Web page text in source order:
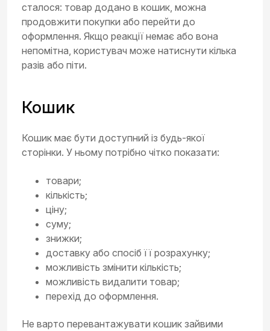
сталося: товар додано в кошик, можна
продовжити покупки або перейти до
оформлення. Якщо реакції немає або вона
непомітна, користувач може натиснути кілька
разів або піти.
Кошик
Кошик має бути доступний із будь-якої
сторінки. У ньому потрібно чітко показати:
товари;
кількість;
ціну;
суму;
знижки;
доставку або спосіб її розрахунку;
можливість змінити кількість;
можливість видалити товар;
перехід до оформлення.
Не варто перевантажувати кошик зайвими